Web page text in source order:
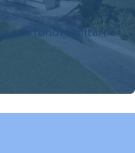
con fondi sanitari e